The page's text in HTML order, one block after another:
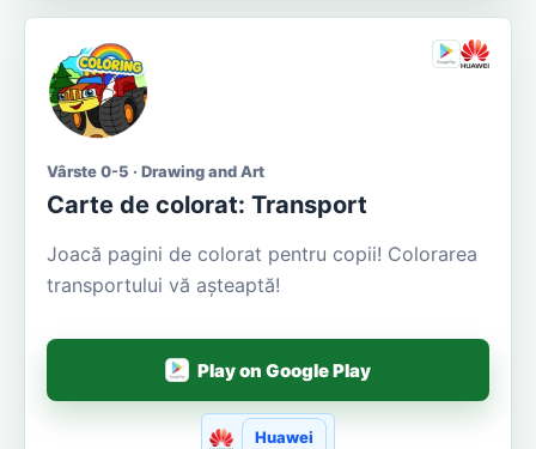
Vârste 0-5 · Drawing and Art
Carte de colorat: Transport
Joacă pagini de colorat pentru copii! Colorarea
transportului vă așteaptă!
Play on Google Play
Huawei